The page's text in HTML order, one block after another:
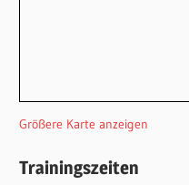
Größere Karte anzeigen
Trainingszeiten